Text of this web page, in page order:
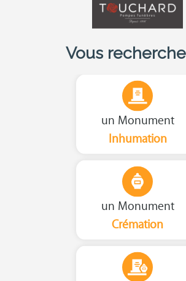
Vous
un Monument
Inhumation
un Monument
Crémation